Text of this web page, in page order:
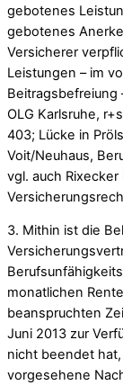
gebotenes
gebotenes
Versicherer
Leistungen – im
Beitragsbefreiung
OLG Karlsruhe,
403; Lücke in
Voit/Neuhaus,
vgl. auch
3. Mithin ist die
monatlichen
beanspruchten
Juni 2013 zur
nicht beendet
vorgesehene